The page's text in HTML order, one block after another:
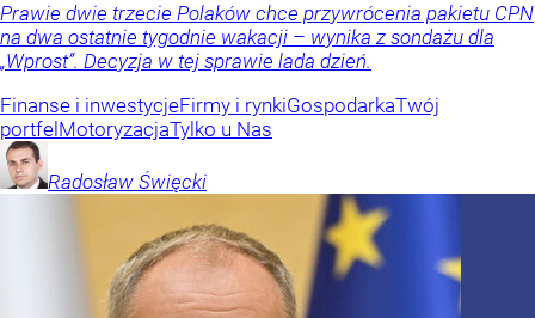
Prawie dwie trzecie Polaków chce przywrócenia pakietu CPN
na dwa ostatnie tygodnie wakacji – wynika z sondażu dla
„Wprost”. Decyzja w tej sprawie lada dzień.
Finanse i inwestycjeFirmy i rynkiGospodarkaTwój
portfel MotoryzacjaTylko u Nas
Radosław Święcki